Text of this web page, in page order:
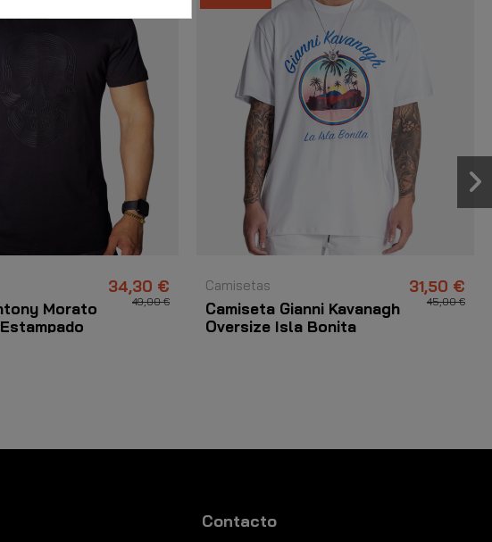
Morato
34,30 €
49,00 €
Camisetas
Camiseta Gianni Kavanagh
Oversize Isla Bonita
31,50 €
45,00 €
Contacto